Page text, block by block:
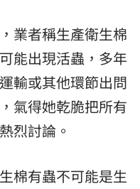
業者稱生產衛生棉
能出現活蟲，多年
輸或其他環節出問
氣得她乾脆把所有
烈討論。
棉有蟲不可能是生